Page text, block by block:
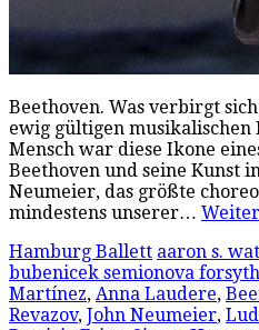
Beethoven. Was verbirgt
ewig gültigen musikalischen
Mensch war diese Ikone
Beethoven und seine Kunst
Neumeier, das größte
mindestens unserer…
Hamburg Ballett aaron s.
bubenicek semionova
Martínez, Anna Laudere,
Revazov, John Neumeier,